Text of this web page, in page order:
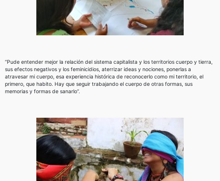
“Pude entender mejor la relación del sistema capitalista y los territorios cuerpo y tierra,
sus efectos negativos y los feminicidios, aterrizar ideas y nociones, ponerlas a
atravesar mi cuerpo, esa experiencia histórica de reconocerlo como mi territorio, el
primero, que habito. Hay que seguir trabajando el cuerpo de otras formas, sus
memorias y formas de sanarlo”.